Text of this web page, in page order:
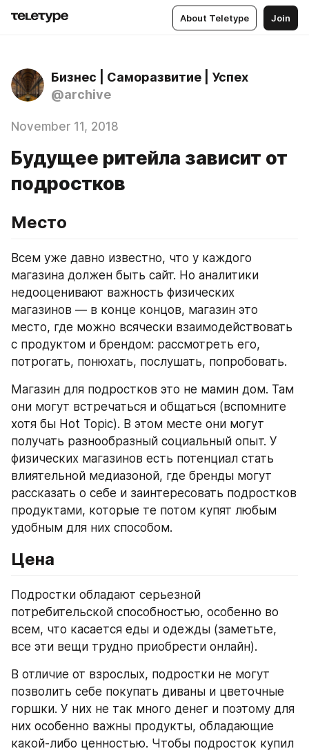
About Teletype Join
Бизнес | Саморазвитие | Успех
@archive
November 11, 2018
Будущее ритейла зависит от
подростков
Место
Всем уже давно известно, что у каждого
магазина должен быть сайт. Но аналитики
недооценивают важность физических
магазинов — в конце концов, магазин это
место, где можно всячески взаимодействовать
с продуктом и брендом: рассмотреть его,
потрогать, понюхать, послушать, попробовать.
Магазин для подростков это не мамин дом. Там
они могут встречаться и общаться (вспомните
хотя бы Hot Topic). В этом месте они могут
получать разнообразный социальный опыт. У
физических магазинов есть потенциал стать
влиятельной медиазоной, где бренды могут
рассказать о себе и заинтересовать подростков
продуктами, которые те потом купят любым
удобным для них способом.
Цена
Подростки обладают серьезной
потребительской способностью, особенно во
всем, что касается еды и одежды (заметьте,
все эти вещи трудно приобрести онлайн).
В отличие от взрослых, подростки не могут
позволить себе покупать диваны и цветочные
горшки. У них не так много денег и поэтому для
них особенно важны продукты, обладающие
какой-либо ценностью. Чтобы подросток купил